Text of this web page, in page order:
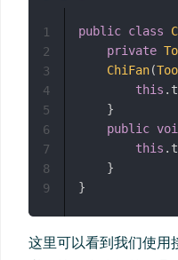
public class
private
ChiFan(
this .
}
public
this .
}
}
1
2
3
4
5
6
7
8
9
这里可以看到我们使用